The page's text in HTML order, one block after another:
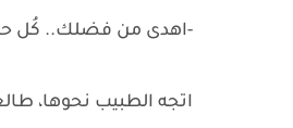
-اهدى من فضلك.. كُل
اتجه الطبيب نحوها،